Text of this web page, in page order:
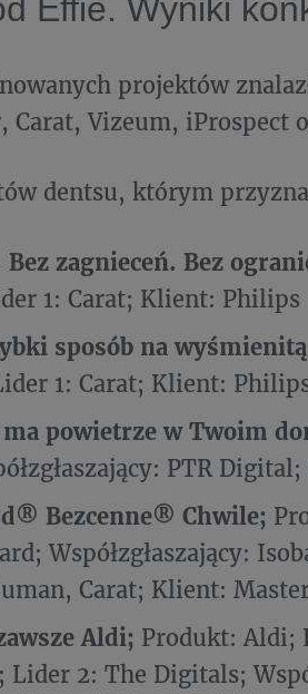
Effie. Wyniki
projektów
Carat, Vizeum, iProspect
dentsu, którym
Bez zagnieceń. Bez
1: Carat; Klient: Philips
sposób na
1: Carat; Klient:
powietrze w Twoim
PTR
Bezcenne® Chwile;
Współzgłaszający:
Carat; Klient:
Aldi; Produkt: Aldi;
Lider 2: The Digitals;